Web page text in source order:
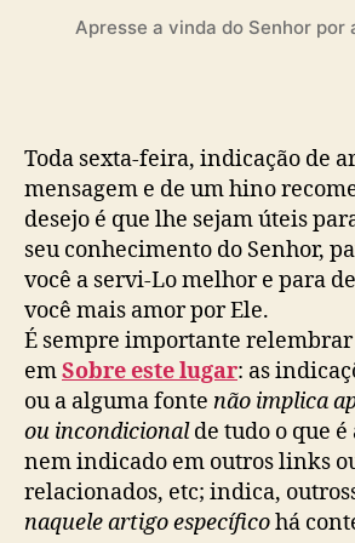
Apresse a vinda do Senhor por
Toda sexta-feira, indicação de
mensagem e de um hino
desejo é que lhe sejam úteis
seu conhecimento do Senhor,
você a servi-Lo melhor e para
você mais amor por Ele.
É sempre importante relembrar
emSobre este lugar: as
ou a alguma fonte não implica
ou incondicionalde tudo o que
nem indicado em outros links
relacionados, etc; indica,
naquele artigo específicohá